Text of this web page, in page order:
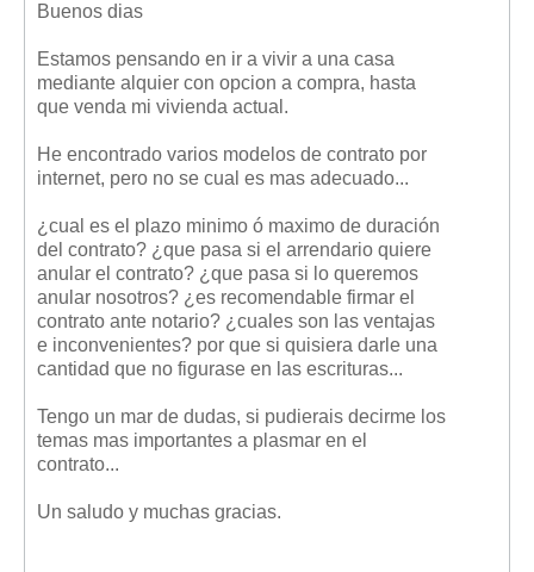
Legislación sobre Adquisición de Vivienda en Propiedad
Legislación de interés práctico
Diccionario
Entrar / Salir
Mis boletines
Buenos dias
Estamos pensando en ir a vivir a una casa
mediante alquier con opcion a compra, hasta
que venda mi vivienda actual.
He encontrado varios modelos de contrato por
internet, pero no se cual es mas adecuado...
¿cual es el plazo minimo ó maximo de duración
del contrato? ¿que pasa si el arrendario quiere
anular el contrato? ¿que pasa si lo queremos
anular nosotros? ¿es recomendable firmar el
contrato ante notario? ¿cuales son las ventajas
e inconvenientes? por que si quisiera darle una
cantidad que no figurase en las escrituras...
Tengo un mar de dudas, si pudierais decirme los
temas mas importantes a plasmar en el
contrato...
Un saludo y muchas gracias.